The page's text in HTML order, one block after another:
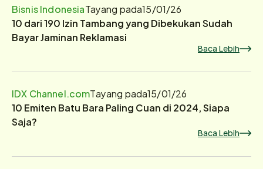
Bisnis IndonesiaTayang pada15/01/26
10 dari 190 Izin Tambang yang Dibekukan Sudah
Bayar Jaminan Reklamasi
Baca Lebih
IDX Channel.comTayang pada15/01/26
10 Emiten Batu Bara Paling Cuan di 2024, Siapa
Saja?
Baca Lebih